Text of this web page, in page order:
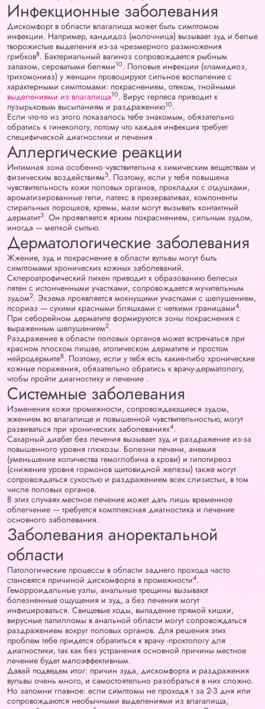
Инфекционные заболевания
Дискомфорт в области влагалища может быть симптомом
инфекции. Например, кандидоз (молочница) вызывает зуд и белые
творожистые выделения из-за чрезмерного размножения
грибков8. Бактериальный вагиноз сопровождается рыбным
запахом, сероватыми белями10. Половые инфекции (хламидиоз,
трихомониаз) у женщин провоцируют сильное воспаление с
характерными симптомами: покраснением, отеком, гнойными
выделениями из влагалища10. Вирус герпеса приводит к
пузырьковым высыпаниям и раздражению10.
Если что-то из этого показалось тебе знакомым, обязательно
обратись к гинекологу, потому что каждая инфекция требует
специфической диагностики и лечения .
Аллергические реакции
Интимная зона особенно чувствительна к химическим веществам и
физическим воздействиям3. Поэтому, если у тебя повышена
чувствительность кожи половых органов, прокладки с отдушками,
ароматизированные гели, латекс в презервативах, компоненты
стиральных порошков, кремы, мази могут вызывать контактный
дерматит3. Он проявляется ярким покраснением, сильным зудом,
иногда — мелкой сыпью.
Дерматологические заболевания
Жжение, зуд и покраснение в области вульвы могут быть
симптомами хронических кожных заболеваний.
Склероатрофический лихен приводит к образованию белесых
пятен с истонченными участками, сопровождается мучительным
зудом2. Экзема проявляется мокнущими участками с шелушением,
псориаз — сухими красными бляшками с четкими границами4.
При себорейном дерматите формируются зоны покраснения с
выраженным шелушением2.
Раздражение в области половых органов может встречаться при
красном плоском лишае, атопическом дерматите и простом
нейродермите8. Поэтому, если у тебя есть какие-либо хронические
кожные поражения, обязательно обратись к врачу-дерматологу,
чтобы пройти диагностику и лечение .
Системные заболевания
Изменения кожи промежности, сопровождающиеся зудом,
жжением во влагалище и повышенной чувствительностью, могут
развиваться при хронических заболеваниях4.
Сахарный диабет без лечения вызывает зуд и раздражение из-за
повышенного уровня глюкозы. Болезни печени, анемия
(уменьшение количества гемоглобина в крови) и гипотиреоз
(снижение уровня гормонов щитовидной железы) также могут
сопровождаться сухостью и раздражением всех слизистых, в том
числе половых органов.
В этих случаях местное лечение может дать лишь временное
облегчение — требуется комплексная диагностика и лечение
основного заболевания.
Заболевания аноректальной
области
Патологические процессы в области заднего прохода часто
становятся причиной дискомфорта в промежности4.
Геморроидальные узлы, анальные трещины вызывают
болезненные ощущения и зуд, а без лечения могут
инфицироваться. Свищевые ходы, выпадение прямой кишки,
вирусные папилломы в анальной области могут сопровождаться
раздражением вокруг половых органов. Для решения этих
проблем тебе придется обратиться к врачу -проктологу для
диагностики, так как без устранения основной причины местное
лечение будет малоэффективным.
Давай подведем итог: причин зуда, дискомфорта и раздражения
вульвы очень много, и самостоятельно разобраться в них сложно.
Но запомни главное: если симптомы не проходя т за 2-3 дня или
сопровождаются необычными выделениями из влагалища,